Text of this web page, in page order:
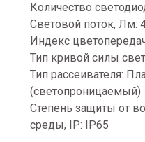
Количество
Световой поток, Лм:
Индекс
Тип кривой силы
Тип рассеивателя:
(светопроницаемый)
Степень защиты от
среды, IP: IP65